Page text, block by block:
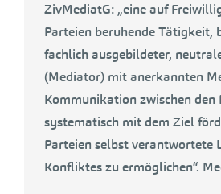
ZivMediatG: „eine auf
Parteien beruhende Tätigkeit,
fachlich ausgebildeter,
(Mediator) mit anerkannten
Kommunikation zwischen den
systematisch mit dem Ziel
Parteien selbst verantwortete
Konfliktes zu ermöglichen“.